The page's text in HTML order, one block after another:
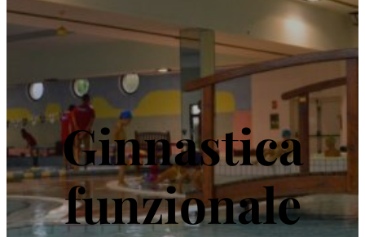
Ginnastica
funzionale